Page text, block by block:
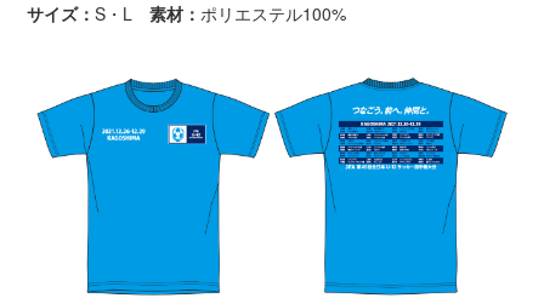
サイズ：S・L素材：ポリエステル100%